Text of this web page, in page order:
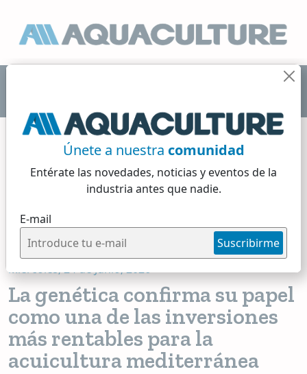
Únete a nuestra comunidad
Entérate las novedades, noticias y eventos de la
industria antes que nadie.
E-mail
Suscribirme
4 min de lectura
Miércoles, 24 de Junio, 2026
La genética confirma su papel
como una de las inversiones
más rentables para la
acuicultura mediterránea